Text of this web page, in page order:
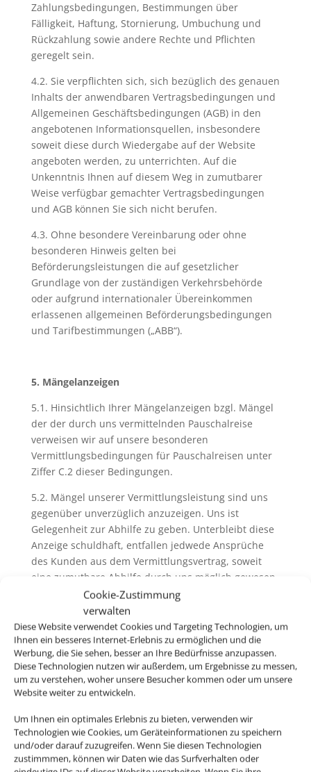
Cookie-Zustimmung
verwalten
Diese Website verwendet Cookies und Targeting Technologien, um
Ihnen ein besseres Internet-Erlebnis zu ermöglichen und die
Werbung, die Sie sehen, besser an Ihre Bedürfnisse anzupassen.
Diese Technologien nutzen wir außerdem, um Ergebnisse zu messen,
um zu verstehen, woher unsere Besucher kommen oder um unsere
Website weiter zu entwickeln.
Um Ihnen ein optimales Erlebnis zu bieten, verwenden wir
Technologien wie Cookies, um Geräteinformationen zu speichern
und/oder darauf zuzugreifen. Wenn Sie diesen Technologien
zustimmmen, können wir Daten wie das Surfverhalten oder
Zahlungsbedingungen, Bestimmungen über
Fälligkeit, Haftung, Stornierung, Umbuchung und
Rückzahlung sowie andere Rechte und Pflichten
geregelt sein.
4.2. Sie verpflichten sich, sich bezüglich des genauen
Inhalts der anwendbaren Vertragsbedingungen und
Allgemeinen Geschäftsbedingungen (AGB) in den
angebotenen Informationsquellen, insbesondere
soweit diese durch Wiedergabe auf der Website
angeboten werden, zu unterrichten. Auf die
Unkenntnis Ihnen auf diesem Weg in zumutbarer
Weise verfügbar gemachter Vertragsbedingungen
und AGB können Sie sich nicht berufen.
4.3. Ohne besondere Vereinbarung oder ohne
besonderen Hinweis gelten bei
Beförderungsleistungen die auf gesetzlicher
Grundlage von der zuständigen Verkehrsbehörde
oder aufgrund internationaler Übereinkommen
erlassenen allgemeinen Beförderungsbedingungen
und Tarifbestimmungen („ABB“).
5. Mängelanzeigen
5.1. Hinsichtlich Ihrer Mängelanzeigen bzgl. Mängel
der der durch uns vermittelnden Pauschalreise
verweisen wir auf unsere besonderen
Vermittlungsbedingungen für Pauschalreisen unter
Ziffer C.2 dieser Bedingungen.
5.2. Mängel unserer Vermittlungsleistung sind uns
gegenüber unverzüglich anzuzeigen. Uns ist
Gelegenheit zur Abhilfe zu geben. Unterbleibt diese
Anzeige schuldhaft, entfallen jedwede Ansprüche
des Kunden aus dem Vermittlungsvertrag, soweit
eine zumutbare Abhilfe durch uns möglich gewesen
wäre. Unberührt bleiben Ansprüche aus deliktischer
6. Pass-, Visa und gesundheitspolizeiliche
Formalitäten
von uns und ggfs. vom Reiseveranstalter über
allgemeine Pass- und Visumserfordernisse des
Bestimmungslandes, sowie die ungefähren Fristen
der Erlangung von Visa sowie